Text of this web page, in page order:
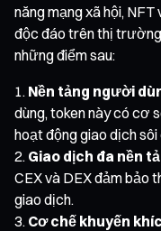
năng mạng xã hội,
độc đáo trên thị
những điểm sau:
Nền tảng người
dùng, token này có cơ
hoạt động giao dịch sôi
Giao dịch đa nền
CEX và DEX đảm bảo
giao dịch.
Cơ chế khuyến